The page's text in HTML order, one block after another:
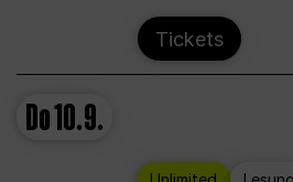
Tickets
Do10.9.